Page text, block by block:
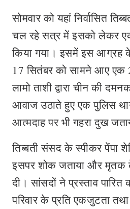
सोमवार को यहां निर्वासित
चल रहे सत्र में इसको लेकर एक
किया गया। इसमें इस आग्रह
17 सितंबर को सामने आए एक
लामो ताशी द्वारा चीन की
आवाज उठाते हुए एक पुलिस
आत्मदाह पर भी गहरा दुख
तिब्बती संसद के स्पीकर पेंपा
इसपर शोक जताया और मृतक के
दी। सांसदों ने प्रस्ताव
परिवार के प्रति एकजुटता